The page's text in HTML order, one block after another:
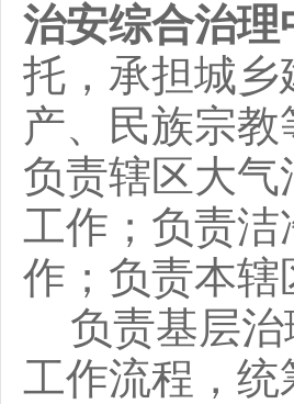
治安综合治理
托，承担城
产、民族宗
负责辖区大气
工作 ； 负责洁
作； 负责本辖
负责基层
工作流程，